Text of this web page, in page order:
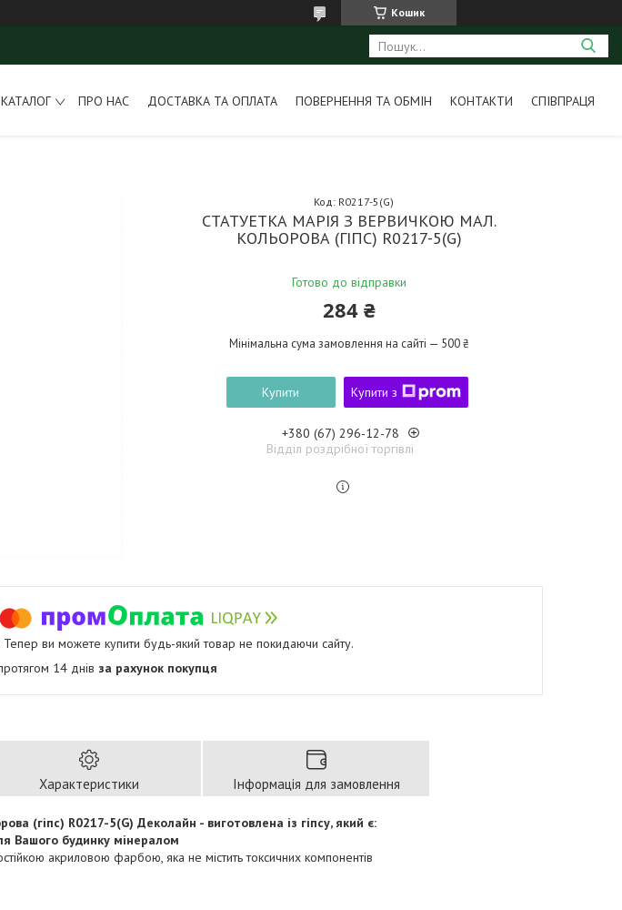
Кошик
КАТАЛОГ ПРО НАС ДОСТАВКА ТА ОПЛАТА ПОВЕРНЕННЯ ТА ОБМІН КОНТАКТИ СПІВПРАЦЯ
СТАТУЕТКА МАРІЯ З ВЕРВИЧКОЮ МАЛ.
КОЛЬОРОВА (ГІПС) R0217-5(G)
Готово до відправки
Код: R0217-5(G)
284 ₴
Мінімальна сума замовлення на сайті — 500 ₴
Купити Купити з
+380 (67) 296-12-78
Відділ роздрібної торгівлі
Тепер ви можете купити будь-який товар не покидаючи сайту.
14 днів за рахунок покупця
Характеристики Інформація для замовлення
(гіпс) R0217-5(G) Деколайн - виготовлена із гіпсу, який є:
Вашого будинку мінералом
акриловою фарбою, яка не містить токсичних компонентів